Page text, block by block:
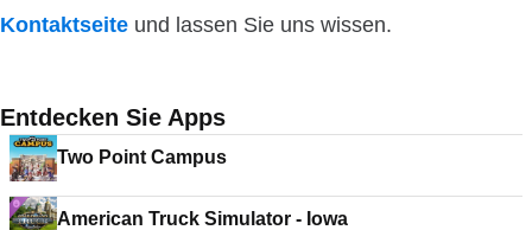
Kontaktseite und lassen Sie uns wissen.
Entdecken Sie Apps
Two Point Campus
American Truck Simulator - Iowa